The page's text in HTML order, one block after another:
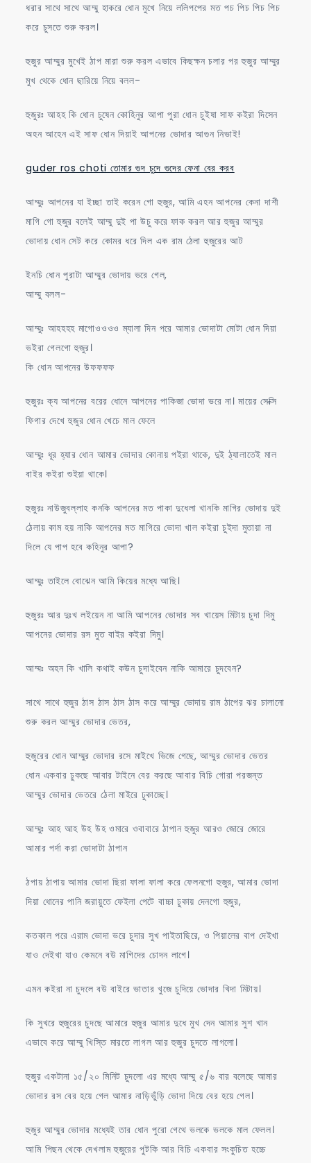
ধরার সাথে সাথে আম্মু হাকরে ধোন মুখে নিয়ে ললিপপের মত পচ পিচ পিচ পিচ
করে চুসতে শুরু করল।
হুজুর আম্মুর মুখেই ঠাপ মারা শুরু করল এভাবে কিছক্ষন চলার পর হুজুর আম্মুর
মুখ থেকে ধোন ছারিয়ে নিয়ে বলল-
হুজুরঃ আহহ কি ধোন চুষেন কোহিনুর আপা পুরা ধোন চুইষা সাফ কইরা দিসেন
অহন আহেন এই সাফ ধোন দিয়াই আপনের ভোদার আগুন নিভাই!
guder ros choti তোমার গুদ চুদে গুদের ফেনা বের করব
আম্মুঃ আপনের যা ইচ্ছা তাই করেন গো হুজুর, আমি এহন আপনের কেনা দাশী
মাগি গো হুজুর বলেই আম্মু দুই পা উচু করে ফাক করল আর হুজুর আম্মুর
ভোদায় ধোন সেট করে কোমর ধরে দিল এক রাম ঠেলা হুজুরের আট
ইনচি ধোন পুরাটা আম্মুর ভোদায় ভরে গেল,
আম্মু বলল-
আম্মুঃ আহহহহ মাগোওওওও ম্যালা দিন পরে আমার ভোদাটা মোটা ধোন দিয়া
ভইরা গেলগো হুজুর।
কি ধোন আপনের উফফফফ
হুজুরঃ ক্য আপনের বরের ধোনে আপনের পাকিজা ভোদা ভরে না। মায়ের সেক্সি
ফিগার দেখে হুজুর ধোন খেচে মাল ফেলে
আম্মুঃ ধূর হ্যার ধোন আমার ভোদার কোনায় পইরা থাকে, দুই ঠ্যালাতেই মাল
বাইর কইরা শুইয়া থাকে।
হুজুরঃ নাউজুবল্লাহ কনকি আপনের মত পাকা দুধেলা খানকি মাগির ভোদায় দুই
ঠেলায় কাম হয় নাকি আপনের মত মাগিরে ভোদা খাল কইরা চুইদা মুতায়া না
দিলে যে পাপ হবে কহিনুর আপা?
আম্মুঃ তাইলে বোঝেন আমি কিয়ের মধ্যে আছি।
হুজুরঃ আর দুঃখ লইয়েন না আমি আপনের ভোদার সব খায়েস মিটায় চুদা দিমু
আপনের ভোদার রস মুত বাইর কইরা দিমু।
আম্মঃ অহন কি খালি কথাই কউন চুদাইবেন নাকি আমারে চুদবেন?
সাথে সাথে হুজুর ঠাস ঠাস ঠাস ঠাস করে আম্মুর ভোদায় রাম ঠাপের ঝর চালানো
শুরু করল আম্মুর ভোদার ভেতর,
হুজুরের ধোন আম্মুর ভোদার রসে মাইখে ভিজে গেছে, আম্মুর ভোদার ভেতর
ধোন একবার ঢুকছে আবার টাইনে বের করছে আবার বিচি গোরা পরজন্ত
আম্মুর ভোদার ভেতরে ঠেলা মাইরে ঢুকাচ্ছে।
আম্মুঃ আহ আহ উহ উহ ওমারে ওবাবারে ঠাপান হুজুর আরও জোরে জোরে
আমার পর্দা করা ভোদাটা ঠাপান
ঠপায় ঠাপায় আমার ভোদা ছিরা ফালা ফালা করে ফেলনগো হুজুর, আমার ভোদা
দিয়া ধোনের পানি জরায়ুতে ফেইলা পেটে বাচ্চা ঢুকায় দেনগো হুজুর,
কতকাল পরে এরাম ভোদা ভরে চুদার সুখ পাইতাছিরে, ও পিয়ালের বাপ দেইখা
যাও দেইখা যাও কেমনে বউ মাগিদের চোদন লাগে।
এমন কইরা না চুদলে বউ বাইরে ভাতার খুজে চুদিয়ে ভোদার খিদা মিটায়।
কি সুখরে হুজুরের চুদছে আমারে হুজুর আমার দুধে মুখ দেন আমার সুশ খান
এভাবে করে আম্মু খিস্তি মারতে লাগল আর হুজুর চুদতে লাগলো।
হুজুর একটানা ১৫/২০ মিনিট চুদলো এর মধ্যে আম্মু ৫/৬ বার বলেছে আমার
ভোদার রস বের হয়ে গেল আমার নাড়িভুঁড়ি ভোদা দিয়ে বের হয়ে গেল।
হুজুর আম্মুর ভোদার মধ্যেই তার ধোন পুরো গেথে ভলকে ভলকে মাল ফেলল।
আমি পিছন থেকে দেখলাম হুজুরের পুটকি আর বিচি একবার সংকুচিত হচ্চে